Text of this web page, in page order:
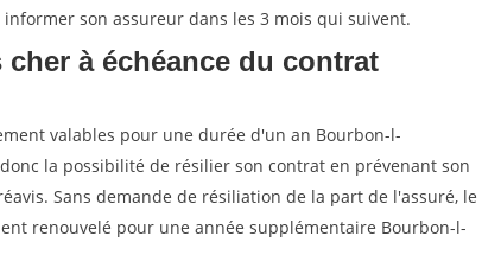
son assureur dans les 3 mois qui suivent.
à échéance du contrat
valables pour une durée d'un an Bourbon-l-
la possibilité de résilier son contrat en prévenant son
Sans demande de résiliation de la part de l'assuré, le
renouvelé pour une année supplémentaire Bourbon-l-